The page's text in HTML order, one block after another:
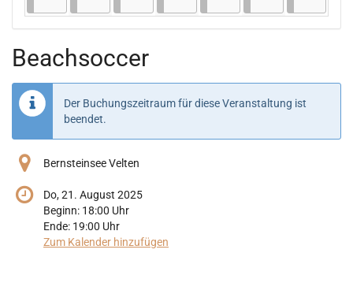
Beachsoccer
Der Buchungszeitraum für diese Veranstaltung ist
beendet.
Bernsteinsee Velten
Do, 21. August 2025
Beginn: 18:00 Uhr
Ende: 19:00 Uhr
Zum Kalender hinzufügen